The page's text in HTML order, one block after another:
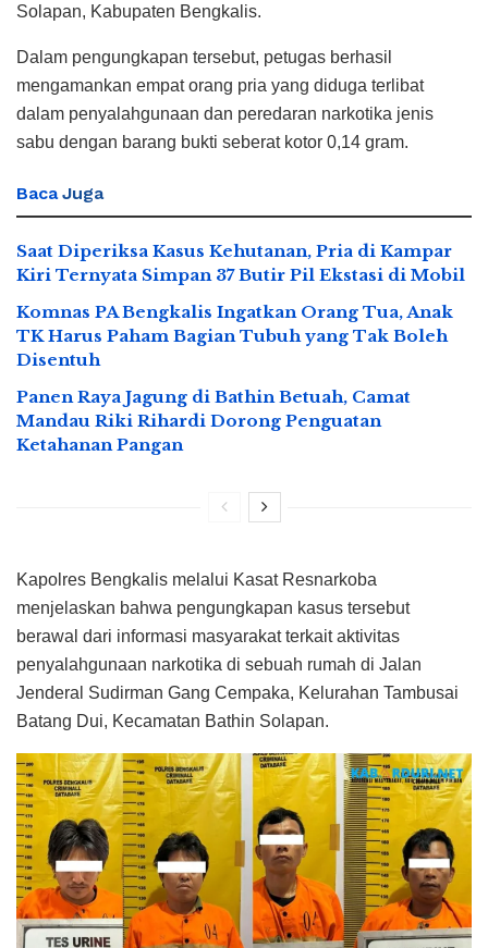
Solapan, Kabupaten Bengkalis.
Dalam pengungkapan tersebut, petugas berhasil
mengamankan empat orang pria yang diduga terlibat
dalam penyalahgunaan dan peredaran narkotika jenis
sabu dengan barang bukti seberat kotor 0,14 gram.
Baca Juga
Saat Diperiksa Kasus Kehutanan, Pria di Kampar
Kiri Ternyata Simpan 37 Butir Pil Ekstasi di Mobil
Komnas PA Bengkalis Ingatkan Orang Tua, Anak
TK Harus Paham Bagian Tubuh yang Tak Boleh
Disentuh
Panen Raya Jagung di Bathin Betuah, Camat
Mandau Riki Rihardi Dorong Penguatan
Ketahanan Pangan
Kapolres Bengkalis melalui Kasat Resnarkoba
menjelaskan bahwa pengungkapan kasus tersebut
berawal dari informasi masyarakat terkait aktivitas
penyalahgunaan narkotika di sebuah rumah di Jalan
Jenderal Sudirman Gang Cempaka, Kelurahan Tambusai
Batang Dui, Kecamatan Bathin Solapan.